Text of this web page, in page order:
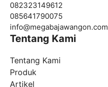
082323149612
085641790075
info@megabajawangon.com
Tentang Kami
Tentang Kami
Produk
Artikel